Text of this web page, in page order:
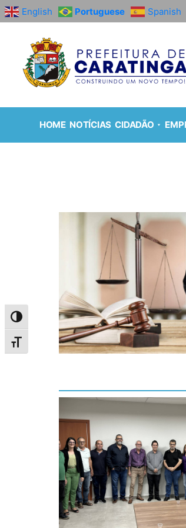
Alternar alto contraste
Alternar tamanho da fonte
English Portuguese Spanish
HOME NOTÍCIAS CIDADÃO